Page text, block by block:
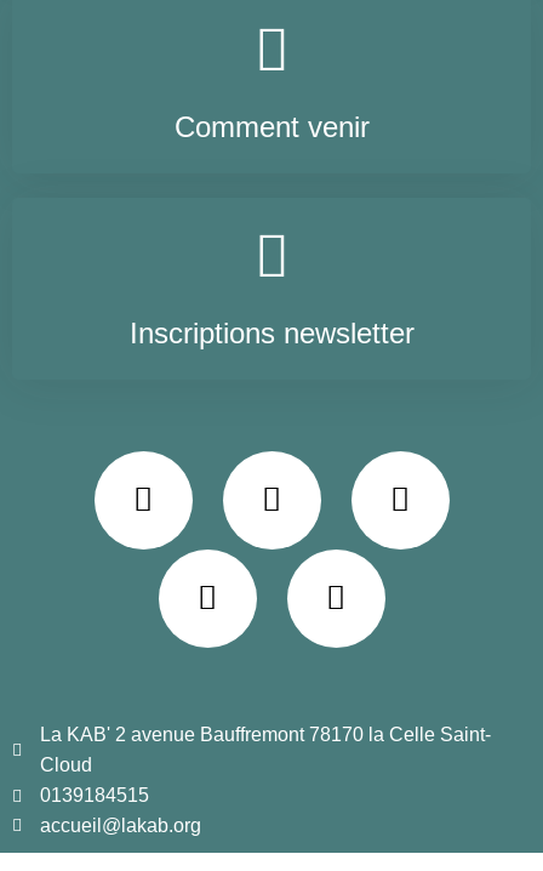
Comment venir
Inscriptions newsletter
La KAB' 2 avenue Bauffremont 78170 la Celle Saint-
Cloud
0139184515
accueil@lakab.org